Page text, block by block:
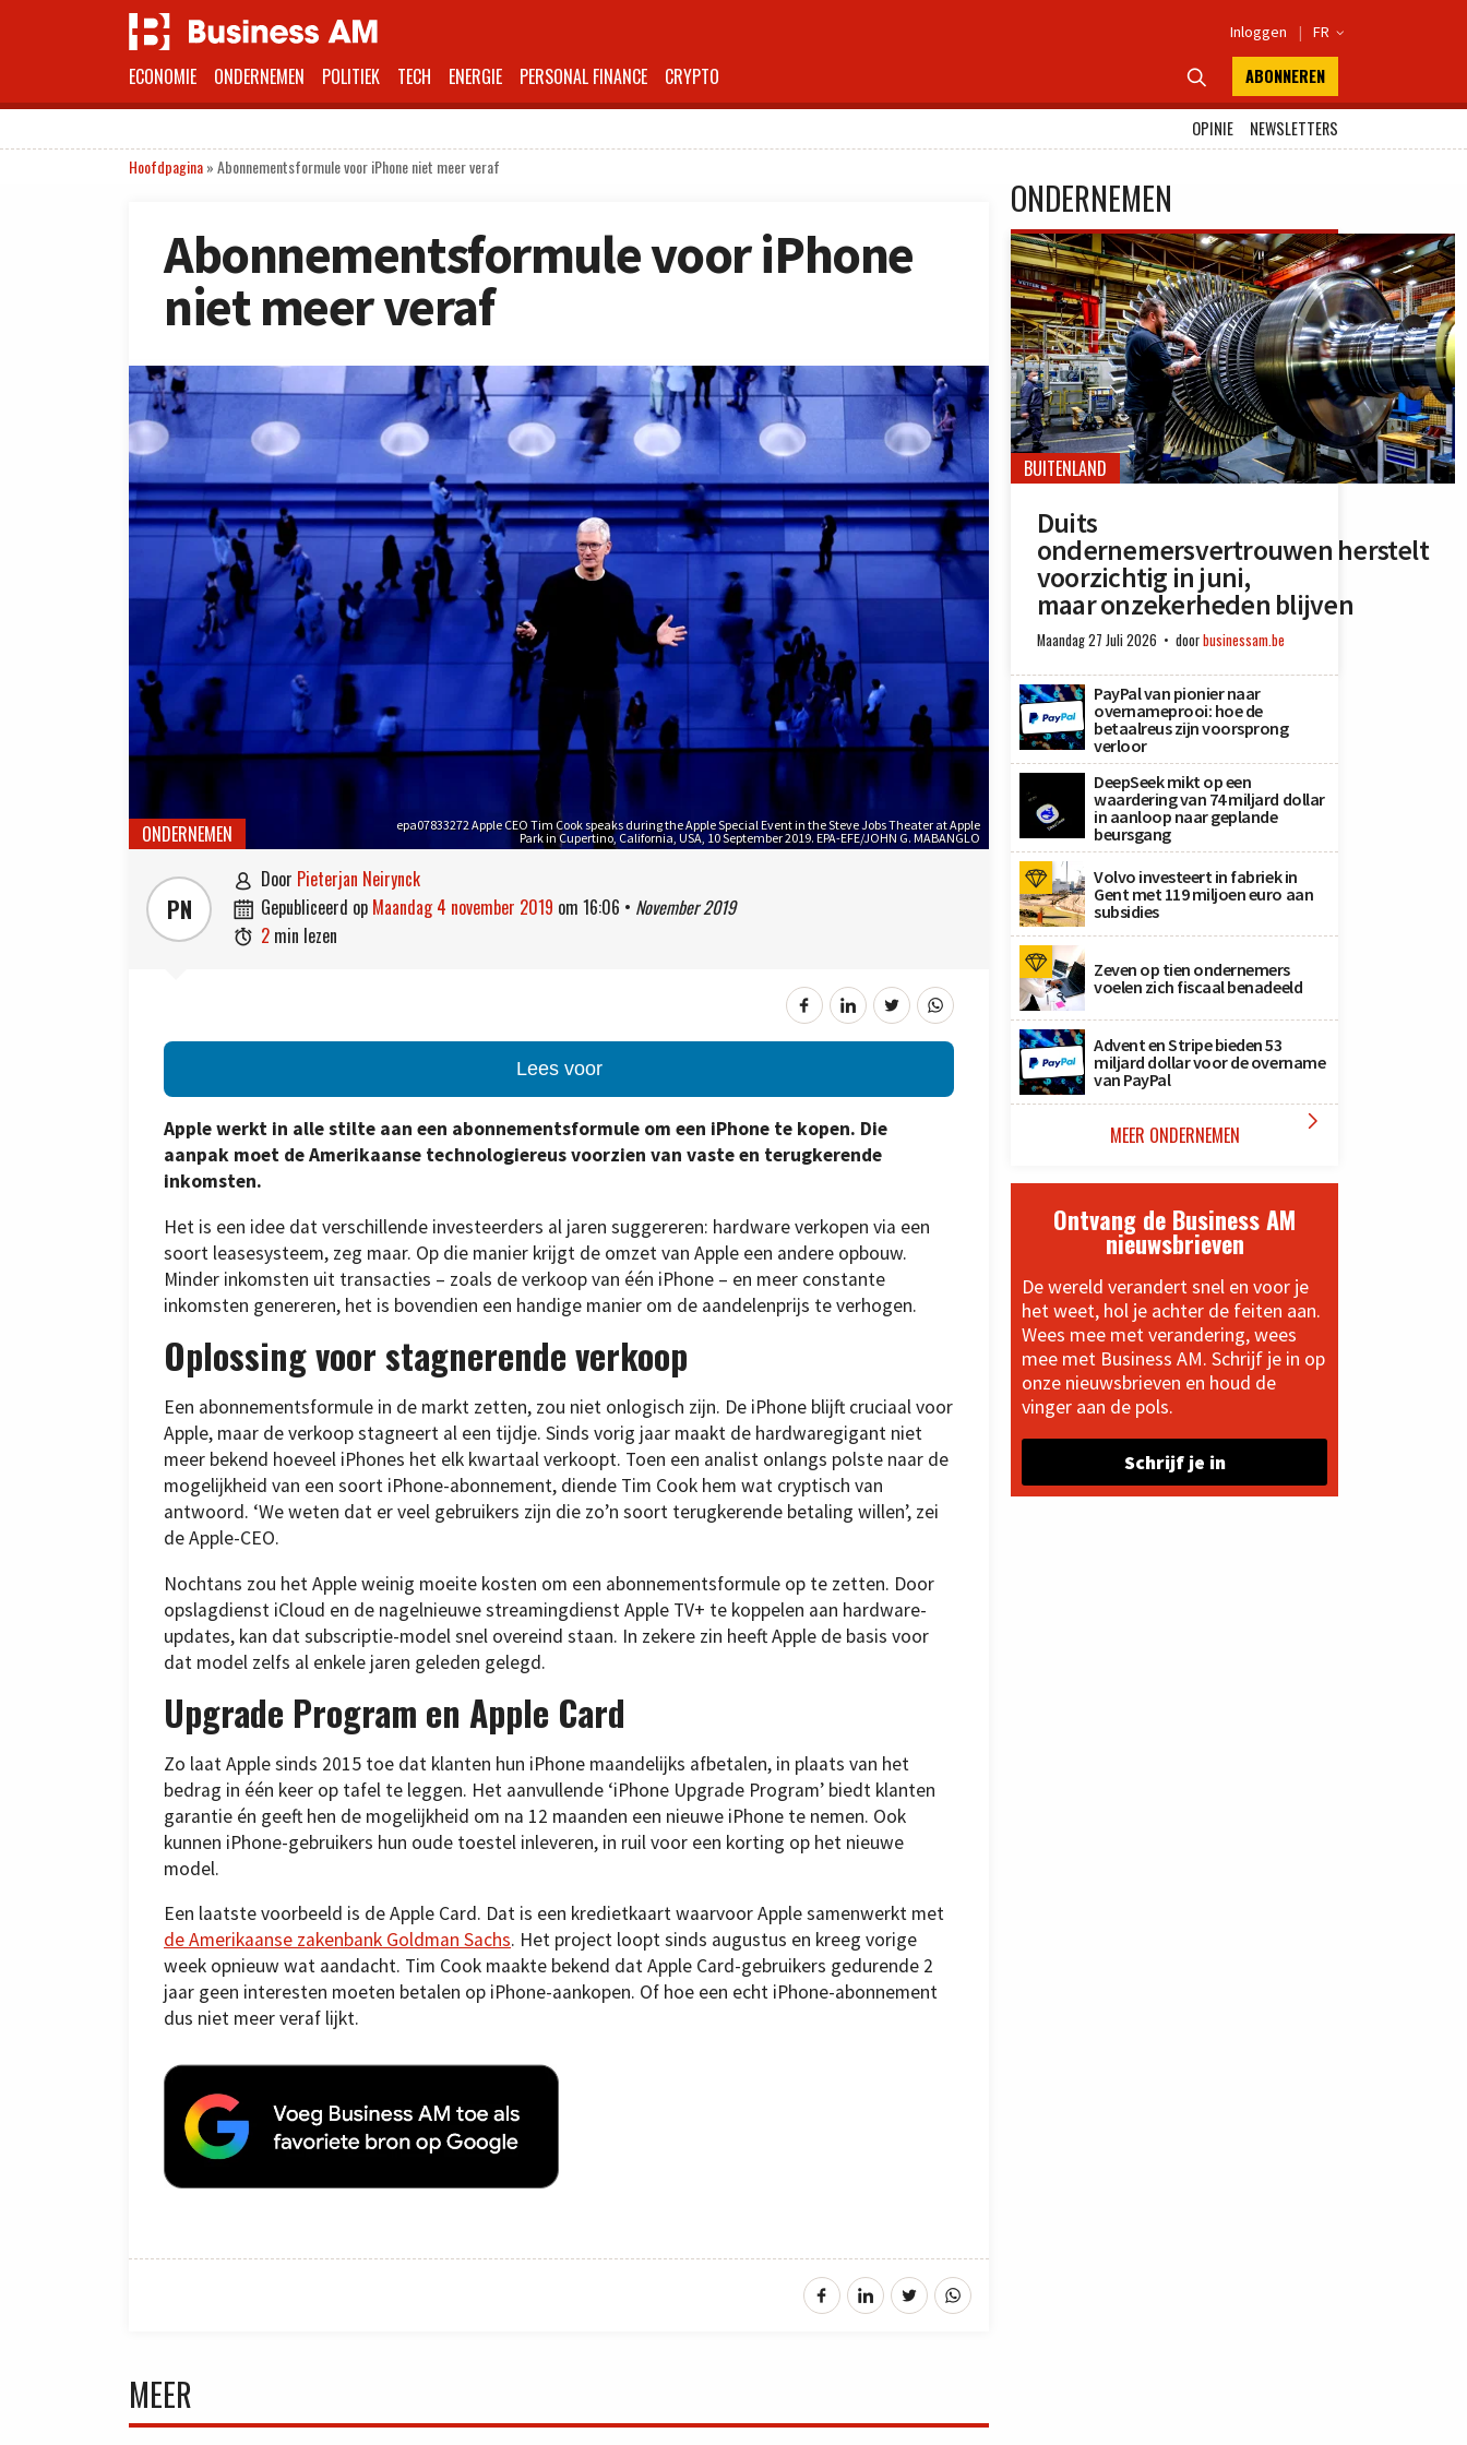
Inloggen | FR 
ECONOMIE ONDERNEMEN POLITIEK TECH ENERGIE PERSONAL FINANCE CRYPTO  ABONNEREN
OPINIE
NEWSLETTERS
Hoofdpagina»Abonnementsformule voor iPhone niet meer veraf
Abonnementsformule voor iPhone
niet meer veraf
epa07833272 Apple CEO Tim Cook speaks during the Apple Special Event in the Steve Jobs Theater at Apple
Park in Cupertino, California, USA, 10 September 2019. EPA-EFE/JOHN G. MABANGLO
ONDERNEMEN
PN
 door Pieterjan Neirynck
 gepubliceerd op maandag 4 november 2019 om 16:06 • November 2019
 2 min lezen
Lees voor
Apple werkt in alle stilte aan een abonnementsformule om een iPhone te kopen. Die
aanpak moet de Amerikaanse technologiereus voorzien van vaste en terugkerende
inkomsten.
Het is een idee dat verschillende investeerders al jaren suggereren: hardware verkopen via een
soort leasesysteem, zeg maar. Op die manier krijgt de omzet van Apple een andere opbouw.
Minder inkomsten uit transacties – zoals de verkoop van één iPhone – en meer constante
inkomsten genereren, het is bovendien een handige manier om de aandelenprijs te verhogen.
Oplossing voor stagnerende verkoop
Een abonnementsformule in de markt zetten, zou niet onlogisch zijn. De iPhone blijft cruciaal voor
Apple, maar de verkoop stagneert al een tijdje. Sinds vorig jaar maakt de hardwaregigant niet
meer bekend hoeveel iPhones het elk kwartaal verkoopt. Toen een analist onlangs polste naar de
mogelijkheid van een soort iPhone-abonnement, diende Tim Cook hem wat cryptisch van
antwoord. ‘We weten dat er veel gebruikers zijn die zo’n soort terugkerende betaling willen’, zei
de Apple-CEO.
Nochtans zou het Apple weinig moeite kosten om een abonnementsformule op te zetten. Door
opslagdienst iCloud en de nagelnieuwe streamingdienst Apple TV+ te koppelen aan hardware-
updates, kan dat subscriptie-model snel overeind staan. In zekere zin heeft Apple de basis voor
dat model zelfs al enkele jaren geleden gelegd.
Upgrade Program en Apple Card
Zo laat Apple sinds 2015 toe dat klanten hun iPhone maandelijks afbetalen, in plaats van het
bedrag in één keer op tafel te leggen. Het aanvullende ‘iPhone Upgrade Program’ biedt klanten
garantie én geeft hen de mogelijkheid om na 12 maanden een nieuwe iPhone te nemen. Ook
kunnen iPhone-gebruikers hun oude toestel inleveren, in ruil voor een korting op het nieuwe
model.
Een laatste voorbeeld is de Apple Card. Dat is een kredietkaart waarvoor Apple samenwerkt met
de Amerikaanse zakenbank Goldman Sachs. Het project loopt sinds augustus en kreeg vorige
week opnieuw wat aandacht. Tim Cook maakte bekend dat Apple Card-gebruikers gedurende 2
jaar geen interesten moeten betalen op iPhone-aankopen. Of hoe een echt iPhone-abonnement
dus niet meer veraf lijkt.
MEER
ONDERNEMEN
BUITENLAND
Duits
ondernemersvertrouwen herstelt
voorzichtig in juni,
maar onzekerheden blijven
Maandag 27 Juli 2026 doorbusinessam.be
PayPal van pionier naar
overnameprooi: hoe de
betaalreus zijn voorsprong
verloor
DeepSeek mikt op een
waardering van 74 miljard dollar
in aanloop naar geplande
beursgang
Volvo investeert in fabriek in
Gent met 119 miljoen euro aan
subsidies
Zeven op tien ondernemers
voelen zich fiscaal benadeeld
Advent en Stripe bieden 53
miljard dollar voor de overname
van PayPal
MEER ONDERNEMEN 
Ontvang de Business AM
nieuwsbrieven
De wereld verandert snel en voor je
het weet, hol je achter de feiten aan.
Wees mee met verandering, wees
mee met Business AM. Schrijf je in op
onze nieuwsbrieven en houd de
vinger aan de pols.
Schrijf je in